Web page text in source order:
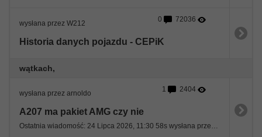
wysłana przez W212 0 72036
Historia danych pojazdu - CEPiK
wątkach,
wysłana przez arnoldo 1 2404
A207 ma pakiet AMG czy nie
Ostatnia wiadomość: 24 Lipca 2026, 11:30 58s wysłana przez W212